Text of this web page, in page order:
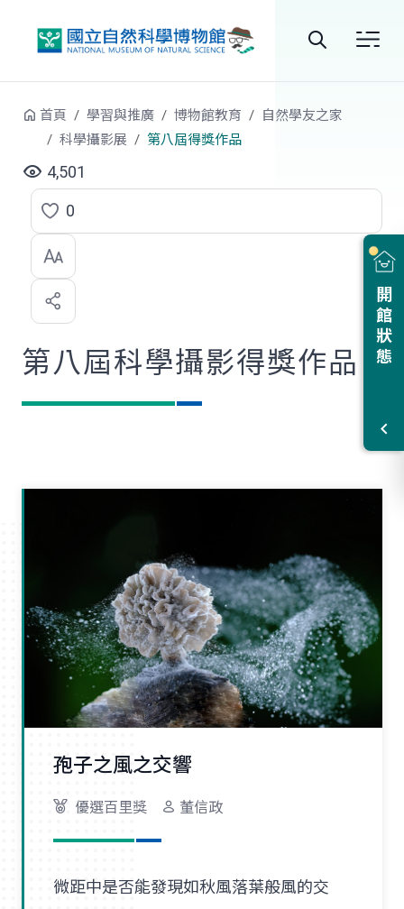
站
開館狀態
首頁 學習與推廣 博物館教育
自然學友之家
科學攝影展
第八屆得獎作品
4,501
點
選
喜
歡
0
第八屆科學攝影得獎作品
孢子之風之交響
優選百里獎 董信政
微距中是否能發現如秋風落葉般風的交